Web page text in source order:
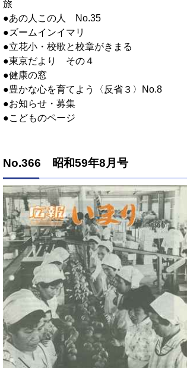
旅
●あの人この人 No.35
●ズームインイマリ
●立花小・校歌と校章がきまる
●東京だより その４
●健康の窓
●豊かな心を育てよう〈反省３〉No.8
●お知らせ・募集
●こどものページ
No.366 昭和59年8月号